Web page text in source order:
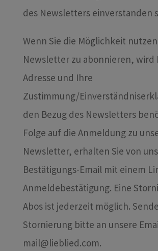
des Newsletters einverstanden
Wenn Sie die Möglichkeit
Newsletter zu abonnieren, wird
Adresse und Ihre
Zustimmung/
den Bezug des Newsletters
Folge auf die Anmeldung zu
Newsletter, erhalten Sie von
Bestätigungs-Email mit einem
Anmeldebestätigung. Eine
Abos ist jederzeit möglich.
Stornierung bitte an unsere
mail@lieblied.com.